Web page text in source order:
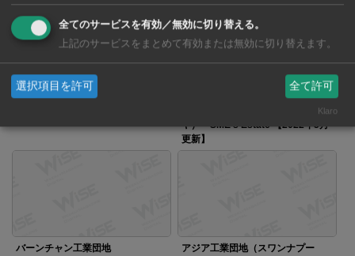
ヤ） SME’s Estate 【2022年5月
更新】
バーンチャン工業団地
アジア工業団地（スワンナプー
全てのサービスを有効／無効に切り替える。
上記のサービスをまとめて有効または無効に切り替えます。
選択項目を許可 全て許可
Klaro